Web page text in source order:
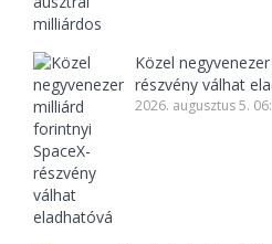
Közel
részvény válhat
2026. augusztus 5.